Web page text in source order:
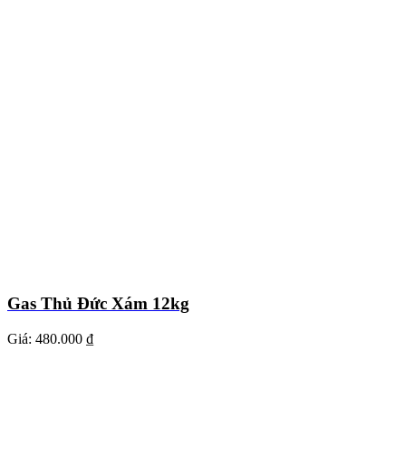
Gas Thủ Đức Xám 12kg
Giá: 480.000 ₫